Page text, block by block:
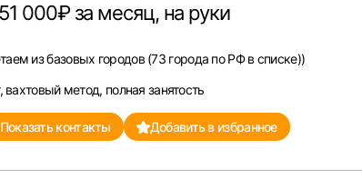
000₽ за месяц, на руки
из базовых городов (73 города по РФ в списке))
метод, полная занятость
Показать контакты Добавить в избранное